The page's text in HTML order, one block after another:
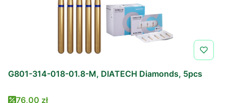
G801-314-018-01.8-M, DIATECH Diamonds, 5pcs
Cena promocyjna
76,00 zł